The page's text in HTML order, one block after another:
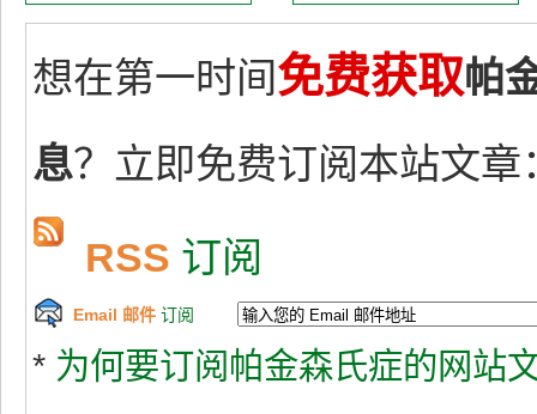
想在第一时间免费获取帕
息？立即免费订阅本站文章
RSS 订阅
Email 邮件 订阅
* 为何要订阅帕金森氏症的网站